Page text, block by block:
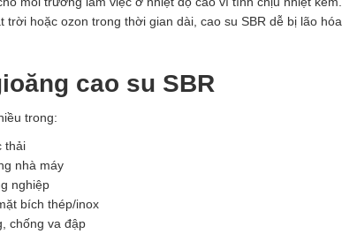
trời hoặc ozon trong thời gian dài, cao su SBR dễ bị lão
cao su SBR
trong:
thải
nhà máy
nghiệp
bích thép/inox
chống va đập